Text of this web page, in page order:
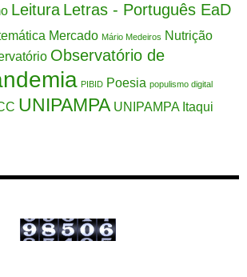
Leitura Letras - Português EaD
Mercado Mário Medeiros Nutrição
Observatório de
PIBID Poesia populismo digital
UNIPAMPA UNIPAMPA Itaqui